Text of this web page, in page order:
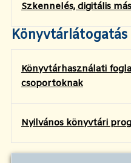
Szkennelés, digitális
Könyvtárlátogatás
Könyvtárhasználati
csoportoknak
Nyilvános könyvtári